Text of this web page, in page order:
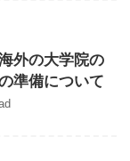
外の大学院の
準備について